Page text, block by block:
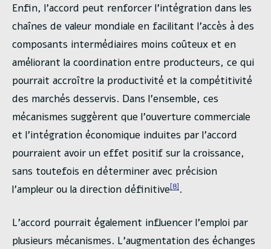
Enfin, l’accord peut renforcer l’intégration dans les
chaînes de valeur mondiale en facilitant l’accès à des
composants intermédiaires moins coûteux et en
améliorant la coordination entre producteurs, ce qui
pourrait accroître la productivité et la compétitivité
des marchés desservis. Dans l’ensemble, ces
mécanismes suggèrent que l’ouverture commerciale
et l’intégration économique induites par l’accord
pourraient avoir un effet positif sur la croissance,
sans toutefois en déterminer avec précision
l’ampleur ou la direction définitive[8].
L’accord pourrait également influencer l’emploi par
plusieurs mécanismes. L’augmentation des échanges